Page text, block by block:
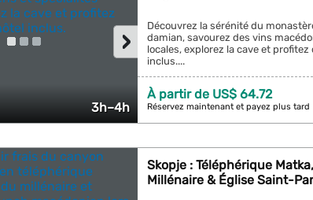
3h–4h
›
Découvrez la sérénité du
damian, savourez des vins
locales, explorez la cave et
inclus....
À partir de US$ 64.72
Réservez maintenant et payez plus tard
Skopje : Téléphérique
Millénaire & Église Saint-